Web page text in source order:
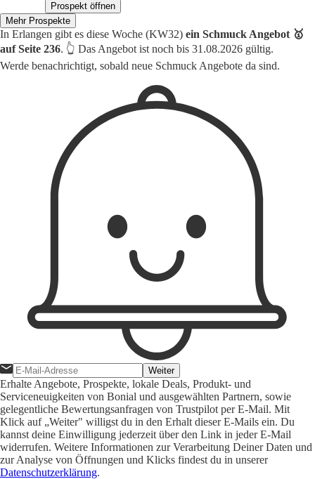
Prospekt öffnen
Mehr Prospekte
In Erlangen gibt es diese Woche (KW32) ein Schmuck Angebot 🥇
auf Seite 236. 👆 Das Angebot ist noch bis 31.08.2026 gültig.
Werde benachrichtigt, sobald neue Schmuck Angebote da sind.
Weiter
Erhalte Angebote, Prospekte, lokale Deals, Produkt- und
Serviceneuigkeiten von Bonial und ausgewählten Partnern, sowie
gelegentliche Bewertungsanfragen von Trustpilot per E-Mail. Mit
Klick auf „Weiter" willigst du in den Erhalt dieser E-Mails ein. Du
kannst deine Einwilligung jederzeit über den Link in jeder E-Mail
widerrufen. Weitere Informationen zur Verarbeitung Deiner Daten und
zur Analyse von Öffnungen und Klicks findest du in unserer
Datenschutzerklärung.